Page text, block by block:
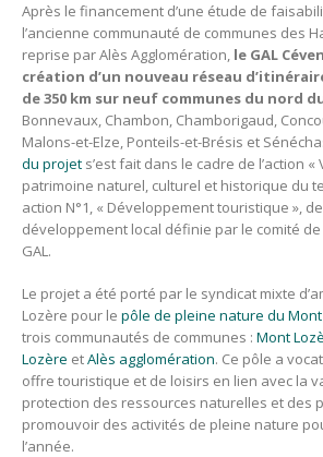
Après le financement d’une étude de
l’ancienne communauté de communes des
reprise par Alès Agglomération, le GAL
création d’un nouveau réseau
de 350 km sur neuf communes du nord
Bonnevaux, Chambon, Chamborigaud,
Malons-et-Elze, Ponteils-et-Brésis et
du projet s’est fait dans le cadre de l’action
patrimoine naturel, culturel et historique du
action N°1, « Développement touristique »,
développement local définie par le comité
GAL.
Le projet a été porté par le syndicat mixte
Lozère pour le pôle de pleine nature du
trois communautés de communes : Mont
Lozère etAlès agglomération. Ce pôle a
offre touristique et de loisirs en lien avec la
protection des ressources naturelles et des
promouvoir des activités de pleine nature
l’année.